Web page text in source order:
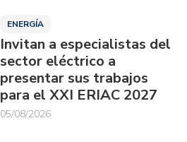
ENERGÍA
Invitan a especialistas del
sector eléctrico a
presentar sus trabajos
para el XXI ERIAC 2027
05/08/2026